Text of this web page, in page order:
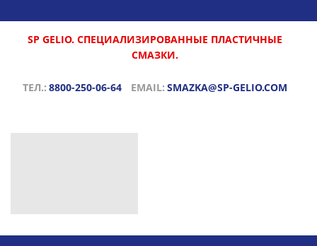
SP GELIO. СПЕЦИАЛИЗИРОВАННЫЕ ПЛАСТИЧНЫЕ
СМАЗКИ.
ТЕЛ.: 8800-250-06-64 EMAIL: SMAZKA@SP-GELIO.COM